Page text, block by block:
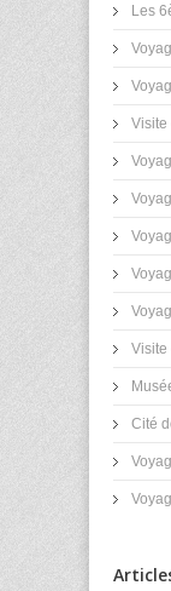
Les
Visite
Visite
Cité